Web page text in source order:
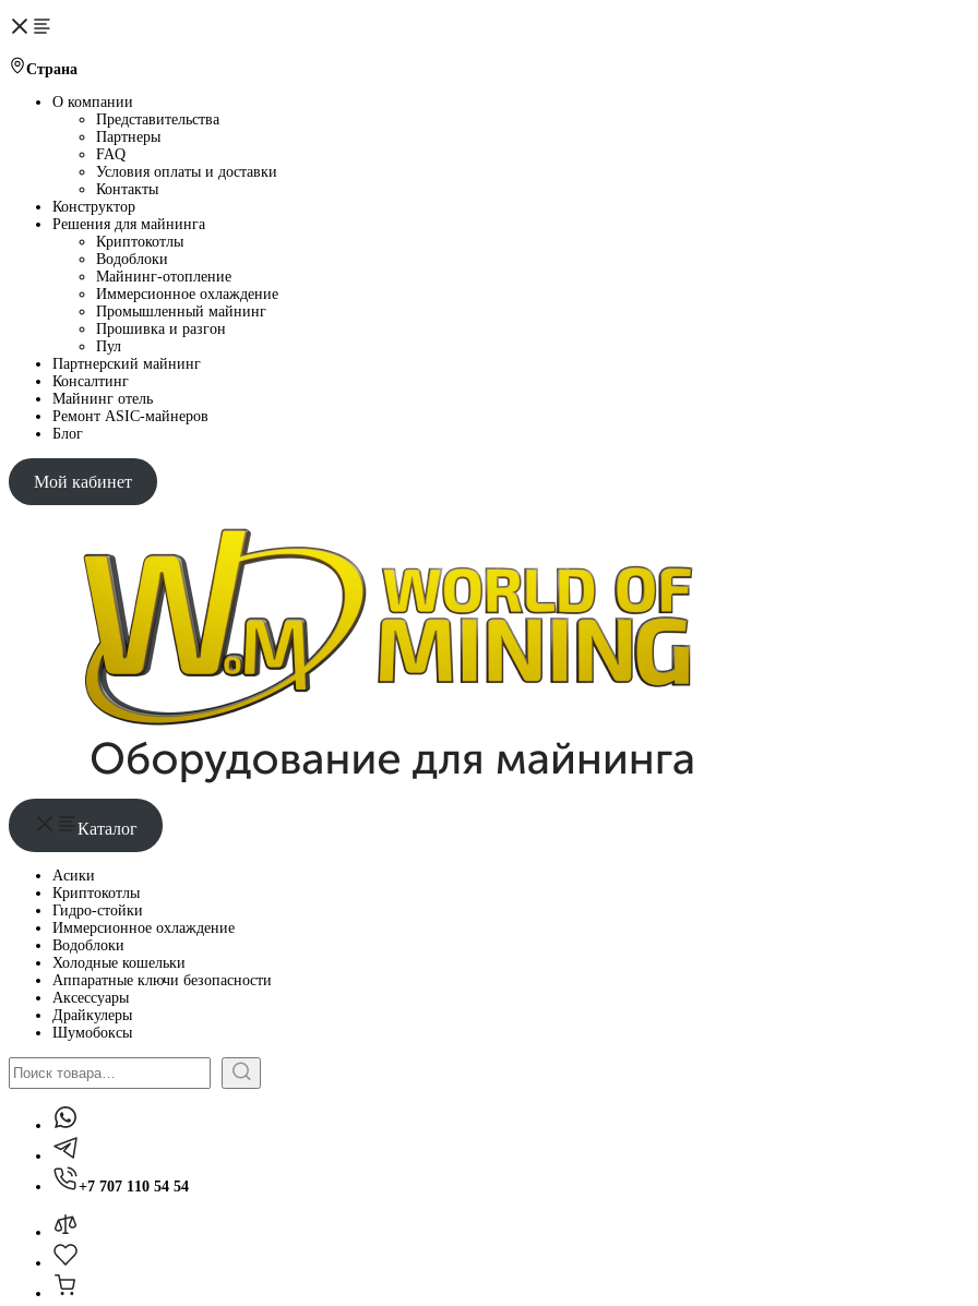
Страна
О компании
Представительства
Партнеры
FAQ
Условия оплаты и доставки
Контакты
Конструктор
Решения для майнинга
Криптокотлы
Водоблоки
Майнинг-отопление
Иммерсионное охлаждение
Промышленный майнинг
Прошивка и разгон
Пул
Партнерский майнинг
Консалтинг
Майнинг отель
Ремонт ASIC-майнеров
Блог
Мой кабинет
Каталог
Асики
Криптокотлы
Гидро-стойки
Иммерсионное охлаждение
Водоблоки
Холодные кошельки
Аппаратные ключи безопасности
Аксессуары
Драйкулеры
Шумобоксы
Поиск
+7 707 110 54 54